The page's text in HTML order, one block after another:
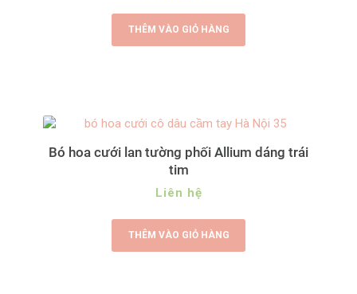
THÊM VÀO GIỎ HÀNG
Bó hoa cưới lan tường phối Allium dáng trái
tim
Liên hệ
THÊM VÀO GIỎ HÀNG